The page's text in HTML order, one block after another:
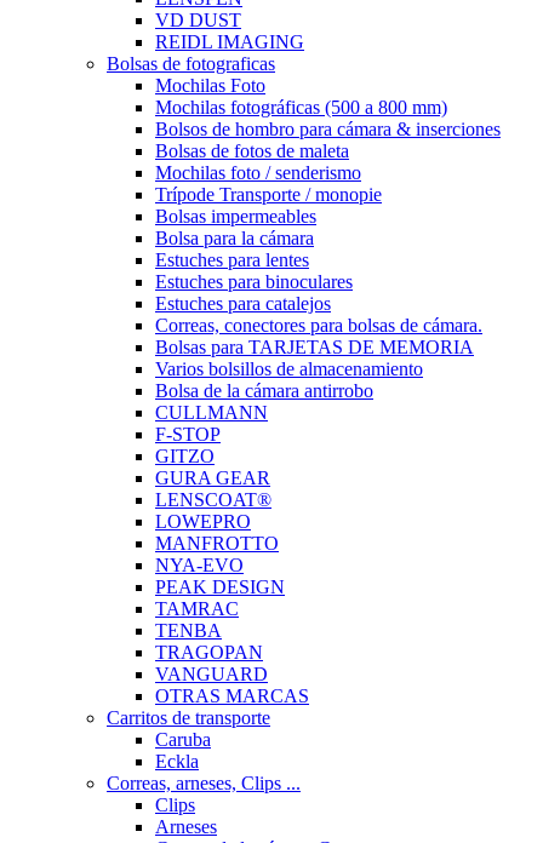
VD DUST
REIDL IMAGING
Bolsas de fotograficas
Mochilas Foto
Mochilas fotográficas (500 a 800 mm)
Bolsos de hombro para cámara & inserciones
Bolsas de fotos de maleta
Mochilas foto / senderismo
Trípode Transporte / monopie
Bolsas impermeables
Bolsa para la cámara
Estuches para lentes
Estuches para binoculares
Estuches para catalejos
Correas, conectores para bolsas de cámara.
Bolsas para TARJETAS DE MEMORIA
Varios bolsillos de almacenamiento
Bolsa de la cámara antirrobo
CULLMANN
F-STOP
GITZO
GURA GEAR
LENSCOAT®
LOWEPRO
MANFROTTO
NYA-EVO
PEAK DESIGN
TAMRAC
TENBA
TRAGOPAN
VANGUARD
OTRAS MARCAS
Carritos de transporte
Caruba
Eckla
Correas, arneses, Clips ...
Clips
Arneses